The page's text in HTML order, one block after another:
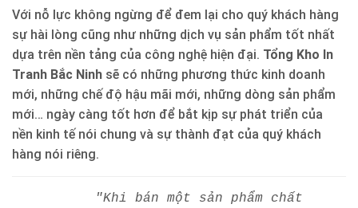
Với nỗ lực không ngừng để đem lại cho quý khách hàng
sự hài lòng cũng như những dịch vụ sản phẩm tốt nhất
dựa trên nền tảng của công nghệ hiện đại. Tổng Kho In
Tranh Bắc Ninh sẽ có những phương thức kinh doanh
mới, những chế độ hậu mãi mới, những dòng sản phẩm
mới… ngày càng tốt hơn để bắt kịp sự phát triển của
nền kinh tế nói chung và sự thành đạt của quý khách
hàng nói riêng.
"Khi bán một sản phẩm chất